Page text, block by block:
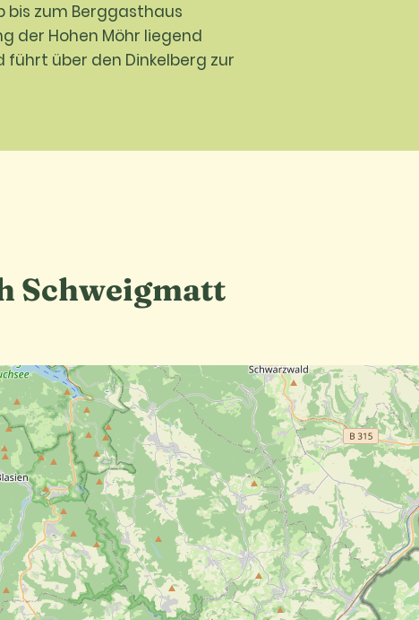
zum Berggasthaus
der Hohen Möhr liegend
über den Dinkelberg zur
Schweigmatt